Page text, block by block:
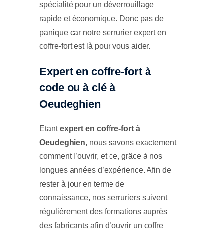
spécialité pour un déverrouillage
rapide et économique. Donc pas de
panique car notre serrurier expert en
coffre-fort est là pour vous aider.
Expert en coffre-fort à
code ou à clé à
Oeudeghien
Etantexpert en coffre-fort à
Oeudeghien, nous savons exactement
comment l’ouvrir, et ce, grâce à nos
longues années d’expérience. Afin de
rester à jour en terme de
connaissance, nos serruriers suivent
régulièrement des formations auprès
des fabricants afin d’ouvrir un coffre